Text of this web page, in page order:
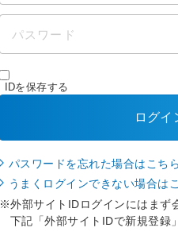
IDを保存する
ログイ
パスワードを忘れた場合はこちら
うまくログインできない場合は
※外部サイトIDログインにはまず
下記「外部サイトIDで新規登録